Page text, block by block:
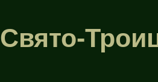
Свято-